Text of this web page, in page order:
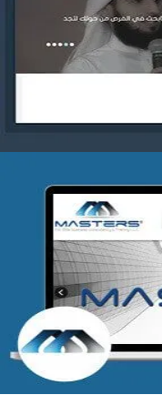
شركة MASTERS للتدريب